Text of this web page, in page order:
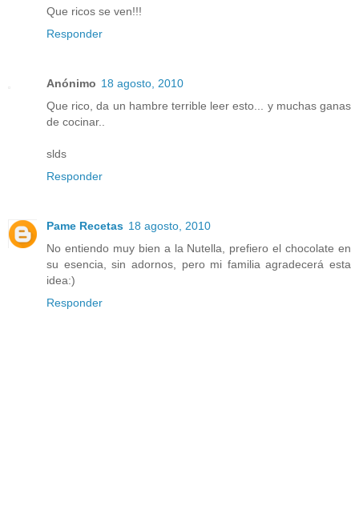
Que ricos se ven!!!
Responder
Anónimo 18 agosto, 2010
Que rico, da un hambre terrible leer esto... y muchas ganas
de cocinar..
slds
Responder
Pame Recetas 18 agosto, 2010
No entiendo muy bien a la Nutella, prefiero el chocolate en
su esencia, sin adornos, pero mi familia agradecerá esta
idea:)
Responder